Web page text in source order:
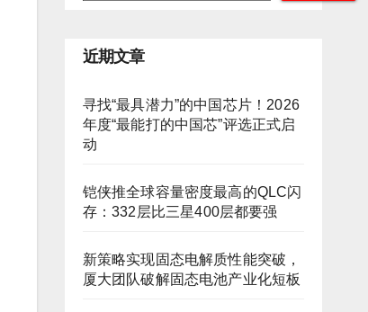
近期文章
寻找“最具潜力”的中国芯片！2026
年度“最能打的中国芯”评选正式启
动
铠侠推全球容量密度最高的QLC闪
存：332层比三星400层都要强
新策略实现固态电解质性能突破，
厦大团队破解固态电池产业化短板